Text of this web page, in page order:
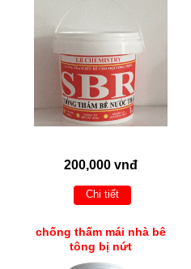
200,000 vnđ
Chi tiết
chống thấm mái nhà bê
tông bị nứt